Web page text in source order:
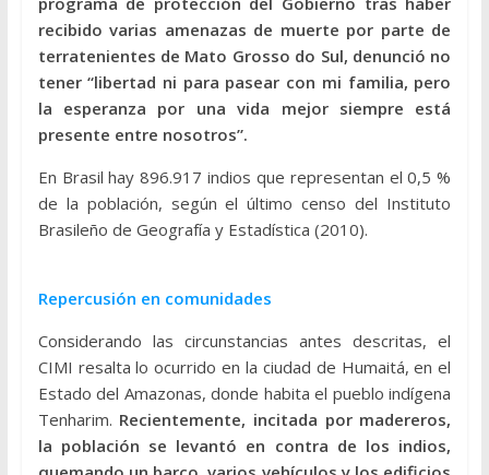
recibido varias amenazas de muerte por parte de
terratenientes de Mato Grosso do Sul, denunció no
tener “libertad ni para pasear con mi familia, pero
la esperanza por una vida mejor siempre está
presente entre nosotros”.
En Brasil hay 896.917 indios que representan el 0,5 %
de la población, según el último censo del Instituto
Brasileño de Geografía y Estadística (2010).
Repercusión en comunidades
Considerando las circunstancias antes descritas, el
CIMI resalta lo ocurrido en la ciudad de Humaitá, en el
Estado del Amazonas, donde habita el pueblo indígena
Tenharim. Recientemente, incitada por madereros,
la población se levantó en contra de los indios,